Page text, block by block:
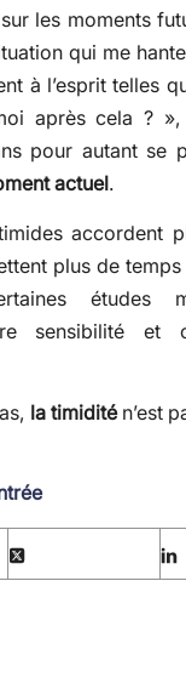
les moments
qui me
à l’esprit telles
après cela ?
pour autant se
actuel.
accordent
plus de
études
sensibilité et
la timiditén’est